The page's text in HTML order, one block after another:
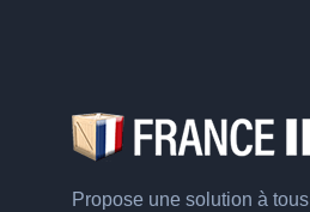
Propose une solution à